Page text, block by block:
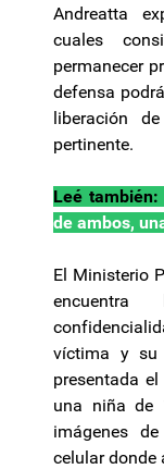
Andreatta
cuales
permanecer
defensa
liberación
pertinente.
Leé también:
de ambos,
El Ministerio
víctima y su
presentada
una niña de
imágenes
celular donde